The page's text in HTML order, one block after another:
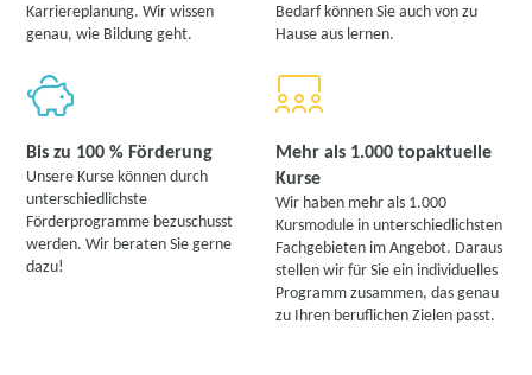
Karriereplanung. Wir wissen
genau, wie Bildung geht.
Bedarf können Sie auch von zu
Hause aus lernen.
Bis zu 100 % Förderung
Unsere Kurse können durch
unterschiedlichste
Förderprogramme bezuschusst
werden. Wir beraten Sie gerne
dazu!
Mehr als 1.000 topaktuelle
Kurse
Wir haben mehr als 1.000
Kursmodule in unterschiedlichsten
Fachgebieten im Angebot. Daraus
stellen wir für Sie ein individuelles
Programm zusammen, das genau
zu Ihren beruflichen Zielen passt.